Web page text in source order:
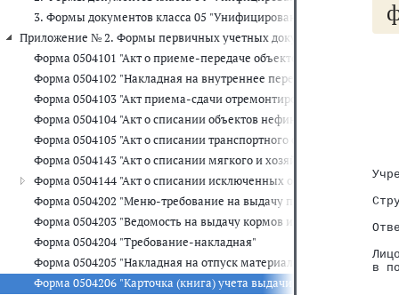
3. Формы документов класса 05 "Унифицированная система
Приложение № 2. Формы первичных учетных документов для
Форма 0504101 "Акт о приеме-передаче объектов нефинансовых
Форма 0504102 "Накладная на внутреннее перемещение
Форма 0504103 "Акт приема-сдачи отремонтированных,
Форма 0504104 "Акт о списании объектов нефинансовых активов
Форма 0504105 "Акт о списании транспортного средства"
Форма 0504143 "Акт о списании мягкого и хозяйственного
Форма 0504144 "Акт о списании исключенных объектов
Форма 0504202 "Меню-требование на выдачу продуктов питания"
Форма 0504203 "Ведомость на выдачу кормов и фуража"
Форма 0504204 "Требование-накладная"
Форма 0504205 "Накладная на отпуск материалов (материальных
Форма 0504206 "Карточка (книга) учета выдачи имущества в
в